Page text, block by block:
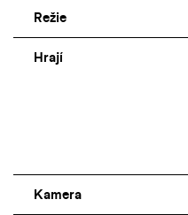
Režie
Hrají
Kamera